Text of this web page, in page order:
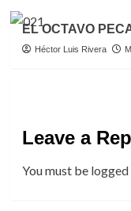
EL OCTAVO
Héctor Luis Rivera
Leave a
You must be logged